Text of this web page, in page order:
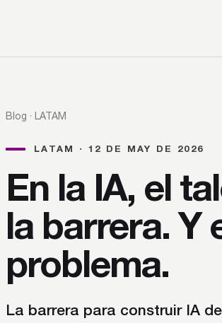
Blog · LATAM
LATAM · 12 DE MAY DE 2026
En la IA, el
la barrera. Y
problema.
La barrera para construir IA